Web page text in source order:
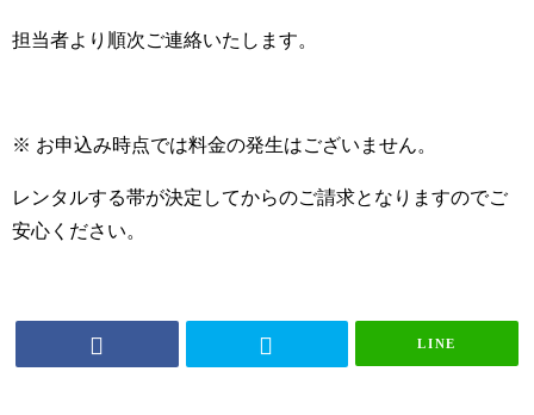
担当者より順次ご連絡いたします。
※ お申込み時点では料金の発生はございません。
レンタルする帯が決定してからのご請求となりますのでご
安心ください。
LINE